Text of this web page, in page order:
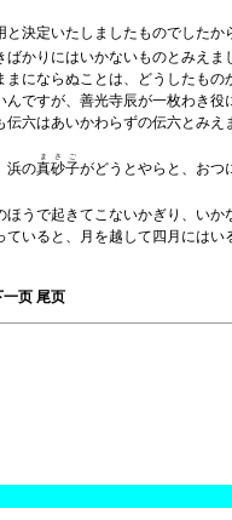
決定いたしましたものでしたか
かりにはいかないものとみえま
にならぬことは、どうしたもの
ですが、善光寺辰が一枚わき
六はあいかわらずの伝六とみ
浜の真砂子
まさご
がどうとやらと、おつ
うで起きてこないかぎり、いか
いると、月を越して四月にはい
一页 尾页